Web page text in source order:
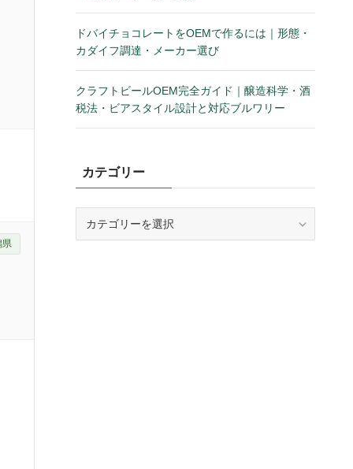
県
ドバイチョコレートをOEMで作るには｜形態・
カダイフ調達・メーカー選び
クラフトビールOEM完全ガイド｜醸造科学・酒
税法・ビアスタイル設計と対応ブルワリー
カテゴリー